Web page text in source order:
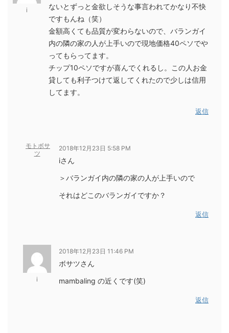
i
ないとずっと金欲しそうな事言われてかなり不快
ですもんね（笑）
金額高くても品質が変わらないので、バランガイ
内の隣の家の人が上手いので現地価格40ペソでや
ってもらってます。
チップ10ペソですが喜んでくれるし。この人お金
貸しても利子つけて返してくれたので少しは信用
してます。
返信
モトボサ
ツ
2018年12月23日 5:58 PM
iさん
＞バランガイ内の隣の家の人が上手いので
それはどこのバランガイですか？
返信
i
2018年12月23日 11:46 PM
ボサツさん
mambaling の近くです(笑)
返信